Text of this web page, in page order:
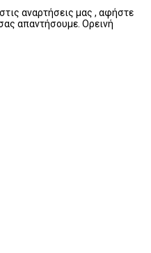
αναρτήσεις μας , αφήστε
απαντήσουμε. Ορεινή